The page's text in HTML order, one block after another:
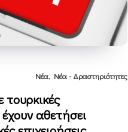
Νέα, Νέα - Δραστηριότητες
έχουν αθετήσει